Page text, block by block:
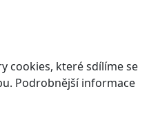
cookies, které sdílíme se
Podrobnější informace